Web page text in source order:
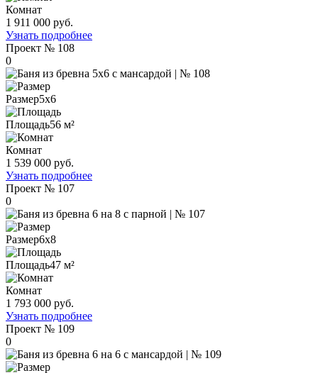
Комнат
1 911 000 руб.
Узнать подробнее
Проект № 108
0
Размер5х6
Площадь56 м²
Комнат
1 539 000 руб.
Узнать подробнее
Проект № 107
0
Размер6х8
Площадь47 м²
Комнат
1 793 000 руб.
Узнать подробнее
Проект № 109
0